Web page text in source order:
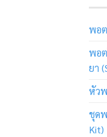
พอ
พอ
ยา
หัว
ชุด
Kit)